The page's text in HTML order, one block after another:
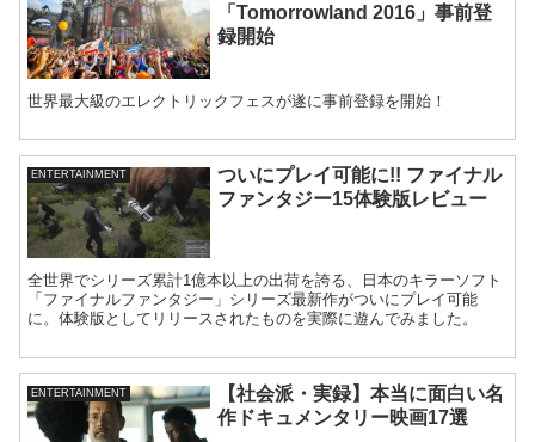
「Tomorrowland 2016」事前登
録開始
世界最大級のエレクトリックフェスが遂に事前登録を開始！
ENTERTAINMENT
ついにプレイ可能に!! ファイナル
ファンタジー15体験版レビュー
全世界でシリーズ累計1億本以上の出荷を誇る、日本のキラーソフト
「ファイナルファンタジー」シリーズ最新作がついにプレイ可能
に。体験版としてリリースされたものを実際に遊んでみました。
ENTERTAINMENT
【社会派・実録】本当に面白い名
作ドキュメンタリー映画17選